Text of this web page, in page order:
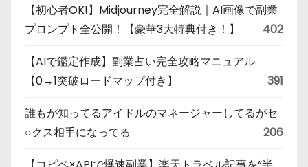
【初心者OK!】Midjourney完全解説｜AI画像で副業
プロンプト全公開！【豪華3大特典付き！】
402
【AIで鑑定作成】副業占い完全攻略マニュアル
【0→1突破ロードマップ付き】
391
誰もが知ってるアイドルのマネージャーしてるがセ
○クス相手になってる
206